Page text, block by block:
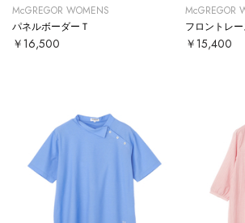
McGREGOR WOMENS
パネルボーダーＴ
￥16,500
McGREGOR
フロントレ
￥15,400